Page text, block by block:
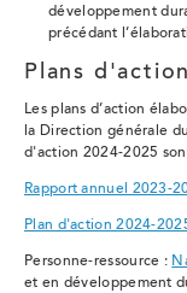
développement
précédant
Plans d'action
Les plans d’action
la Direction générale
d'action 2024-2025
Rapport annuel 2023-
Plan d'action 2024-
Personne-ressource :
et en développement